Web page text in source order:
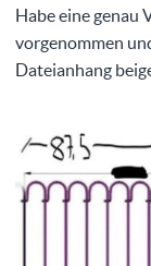
Habe eine genau
vorgenommen
Dateianhang